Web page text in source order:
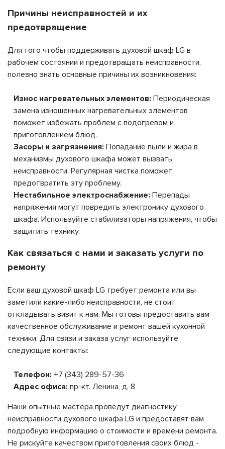
Причины неисправностей и их
предотвращение
Для того чтобы поддерживать духовой шкаф LG в
рабочем состоянии и предотвращать неисправности,
полезно знать основные причины их возникновения:
Износ нагревательных элементов: Периодическая
замена изношенных нагревательных элементов
поможет избежать проблем с подогревом и
приготовлением блюд.
Засоры и загрязнения: Попадание пыли и жира в
механизмы духового шкафа может вызвать
неисправности. Регулярная чистка поможет
предотвратить эту проблему.
Нестабильное электроснабжение: Перепады
напряжения могут повредить электронику духового
шкафа. Используйте стабилизаторы напряжения, чтобы
защитить технику.
Как связаться с нами и заказать услуги по
ремонту
Если ваш духовой шкаф LG требует ремонта или вы
заметили какие-либо неисправности, не стоит
откладывать визит к нам. Мы готовы предоставить вам
качественное обслуживание и ремонт вашей кухонной
техники. Для связи и заказа услуг используйте
следующие контакты:
Телефон: +7 (343) 289-57-36
Адрес офиса: пр-кт. Ленина, д. 8
Наши опытные мастера проведут диагностику
неисправности духового шкафа LG и предоставят вам
подробную информацию о стоимости и времени ремонта.
Не рискуйте качеством приготовления своих блюд -